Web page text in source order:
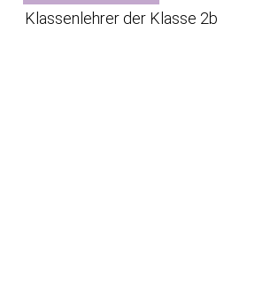
Klassenlehrer der Klasse 2b